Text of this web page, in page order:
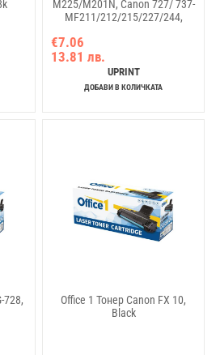
M225/M201N, Canon 727/ 737-
MF211/212/215/227/244,
€7.06
13.81 лв.
UPRINT
ДОБАВИ В КОЛИЧКАТА
728,
Office 1 Тонер Canon FX 10,
Black